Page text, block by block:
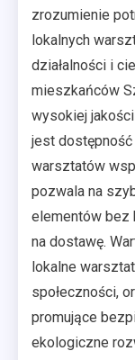
zrozumienie
lokalnych
działalności i
mieszkańców
wysokiej
jest
warsztatów
pozwala na
elementów bez
na dostawę.
lokalne
społeczności,
promujące
ekologiczne